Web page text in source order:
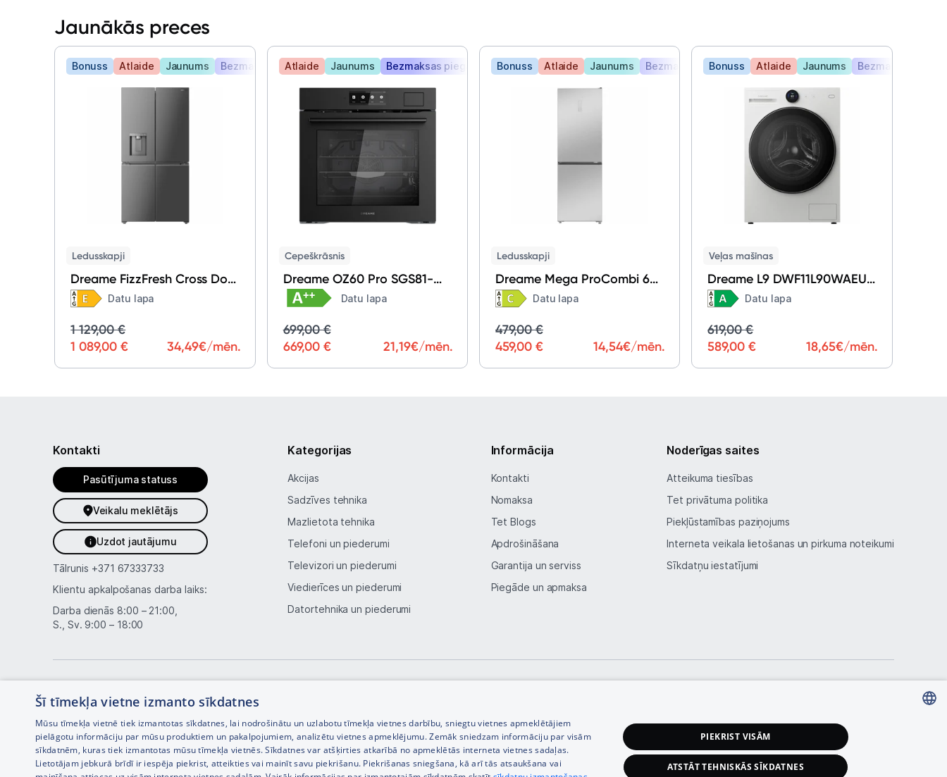
Jaunākās preces
Bonuss Atlaide Jaunums Bezmaksas piegāde
Ledusskapji
Dreame FizzFresh Cross Door
DRC560WMXEEUP
Datu lapa
1 129,00 €
1 089,00 €
34,49€/mēn.
Atlaide Jaunums Bezmaksas piegāde
Cepeškrāsnis
Dreame OZ60 Pro SGS81-
Z6PTDEU
Datu lapa
699,00 €
669,00 €
21,19€/mēn.
Bonuss Atlaide Jaunums Bezmaksas piegāde
Ledusskapji
Dreame Mega ProCombi 60
DRB400WMBCEU
Datu lapa
479,00 €
459,00 €
14,54€/mēn.
Bonuss Atlaide Jaunums Bezmaksas
Veļas mašīnas
Dreame L9 DWF11L90WAEU
White Datu lapa
619,00 €
589,00 €
18,65€/mēn.
Kontakti
Pasūtījuma statuss
Veikalu meklētājs
Uzdot jautājumu
Tālrunis +371 67333733
Klientu apkalpošanas darba laiks:
Darba dienās 8:00 – 21:00,
S., Sv. 9:00 – 18:00
Kategorijas
Akcijas
Sadzīves tehnika
Mazlietota tehnika
Telefoni un piederumi
Televizori un piederumi
Viedierīces un piederumi
Datortehnika un piederumi
Informācija
Kontakti
Nomaksa
Tet Blogs
Apdrošināšana
Garantija un serviss
Piegāde un apmaksa
Noderīgas saites
Atteikuma tiesības
Tet privātuma politika
Piekļūstamības paziņojums
Interneta veikala lietošanas un pirkuma noteikumi
Sīkdatņu iestatījumi
Interneta veikala izstrāde —
Šī tīmekļa vietne izmanto sīkdatnes
Mūsu tīmekļa vietnē tiek izmantotas sīkdatnes, lai nodrošinātu un uzlabotu tīmekļa vietnes darbību, sniegtu vietnes apmeklētājiem
pielāgotu informāciju par mūsu produktiem un pakalpojumiem, analizētu vietnes apmeklējumu. Zemāk sniedzam informāciju par visām
sīkdatnēm, kuras tiek izmantotas mūsu tīmekļa vietnēs. Sīkdatnes var atšķirties atkarībā no apmeklētās interneta vietnes sadaļas.
Lietotājam jebkurā brīdī ir iespēja piekrist, atteikties vai mainīt savu piekrišanu. Piekrišanas sniegšana, kā arī tās atsaukšana vai
PIEKRIST VISĀM
ATSTĀT TEHNISKĀS SĪKDATNES